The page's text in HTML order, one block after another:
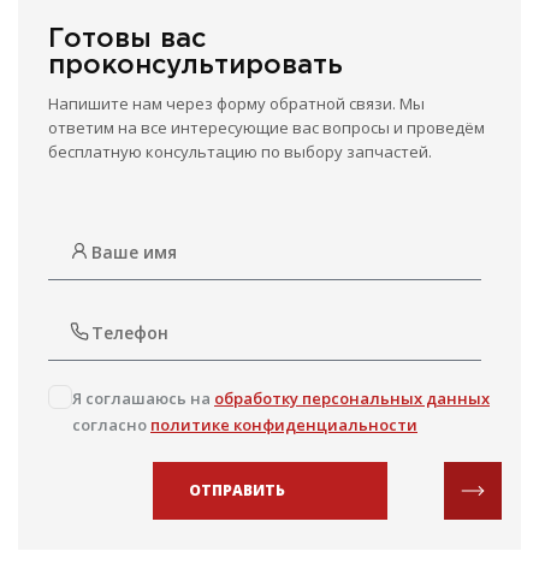
Готовы вас
проконсультировать
Напишите нам через форму обратной связи. Мы
ответим на все интересующие вас вопросы и проведём
бесплатную консультацию по выбору запчастей.
Я соглашаюсь на обработку персональных данных
согласно политике конфиденциальности
ОТПРАВИТЬ